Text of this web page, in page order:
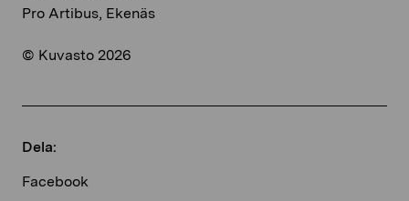
Pro Artibus, Ekenäs
© Kuvasto 2026
Dela:
Facebook